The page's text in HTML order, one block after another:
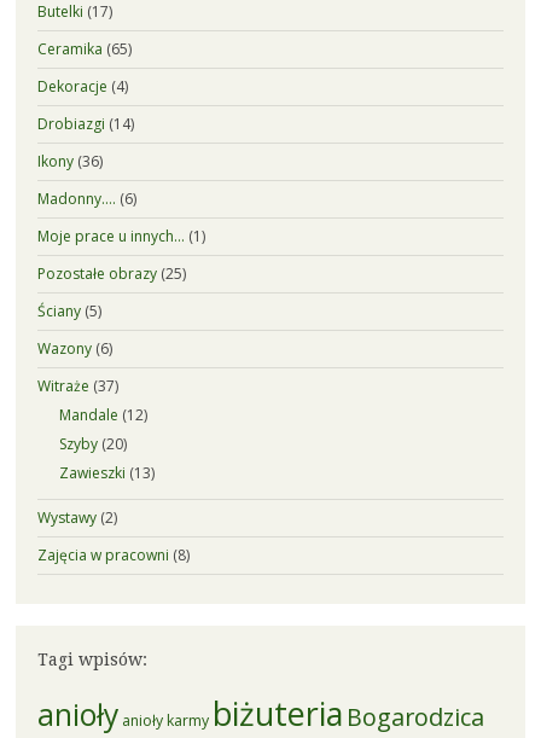
Butelki (17)
Ceramika (65)
Dekoracje (4)
Drobiazgi (14)
Ikony(36)
Madonny…. (6)
Moje prace u innych… (1)
Pozostałe obrazy(25)
Ściany(5)
Wazony(6)
Witraże (37)
Mandale (12)
Szyby(20)
Zawieszki (13)
Wystawy(2)
Zajęcia w pracowni (8)
Tagi wpisów:
anioły anioły karmy biżuteria Bogarodzica